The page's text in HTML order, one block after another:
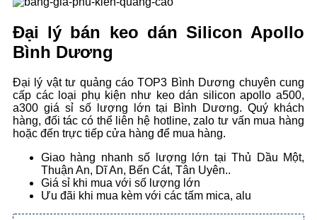
Đại lý bán keo dán Silicon Apollo
Bình Dương
Đại lý vật tư quảng cáo TOP3 Bình Dương chuyên cung
cấp các loại phụ kiện như keo dán silicon apollo a500,
a300 giá sỉ số lượng lớn tại Bình Dương. Quý khách
hàng, đối tác có thể liên hệ hotline, zalo tư vấn mua hàng
hoặc đến trực tiếp cửa hàng để mua hàng.
Giao hàng nhanh số lượng lớn tại Thủ Dầu Một,
Thuận An, Dĩ An, Bến Cát, Tân Uyên..
Giá sỉ khi mua với số lượng lớn
Ưu đãi khi mua kèm với các tấm mica, alu